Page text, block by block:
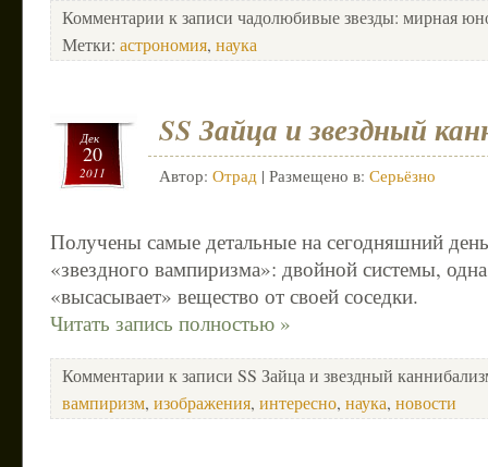
Комментарии к записи чадолюбивые звезды: мирная
Метки: астрономия, наука
Дек
20
2011
SS Зайца и звездный
Автор: Отрад | Размещено в: Серьёзно
Получены самые детальные на сегодняшний
«звездного вампиризма»: двойной системы,
«высасывает» вещество от своей соседки.
Читать запись полностью »
Комментарии к записи SS Зайца и звездный
вампиризм, изображения, интересно, наука, новости